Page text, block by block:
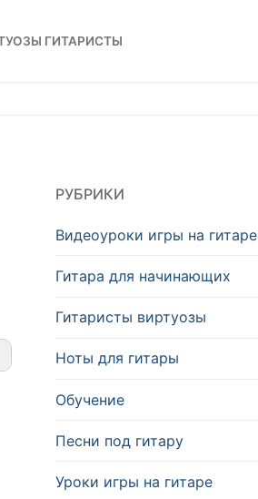
ГИТАРИСТЫ
РУБРИКИ
Видеоуроки игры на гитаре
Гитара для начинающих
Гитаристы виртуозы
Ноты для гитары
Обучение
Песни под гитару
Уроки игры на гитаре